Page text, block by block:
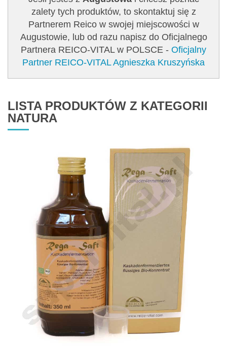
zalety tych produktów, to skontaktuj się z
Partnerem Reico w swojej miejscowości w
Augustowie, lub od razu napisz do Oficjalnego
Partnera REICO-VITAL w POLSCE - Oficjalny
Partner REICO-VITAL Agnieszka Kruszyńska
LISTA PRODUKTÓW Z KATEGORII
NATURA